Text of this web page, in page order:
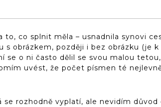
to, co splnit měla – usnadnila synovi
s obrázkem, později i bez obrázku (je k
se o ni často dělil se svou malou
uvést, že počet písmen té
rozhodně vyplatí, ale nevidím důvod